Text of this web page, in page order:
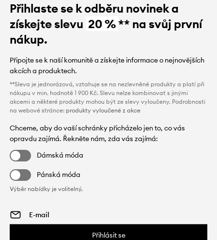
Přihlaste se k odběru novinek a
získejte slevu 20 %** na svůj první
nákup.
Připojte se k naší komunitě a získejte informace o nejnovějších
akcích a produktech.
**Sleva je jednorázová, vztahuje se na nezlevněné produkty a platí při
nákupu v min. hodnotě 1 900 Kč. Slevu nelze kombinovat s jinými
akcemi a některé produkty mohou být ze slevy vyloučeny. Podrobnosti
na webové stránce: produkty vyloučené z akce
Chceme, aby do vaší schránky přicházelo jen to, co vás
opravdu zajímá. Řekněte nám, zda vás zajímá:
Dámská móda
Pánská móda
Výběr nabídky je volitelný.
Přihlásit se